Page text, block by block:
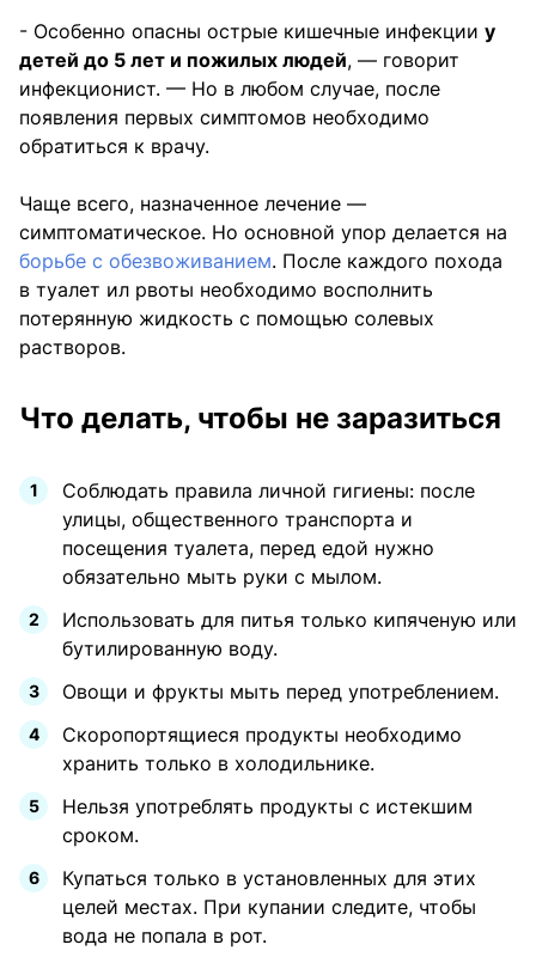
- Особенно опасны острые кишечные инфекции у
детей до 5 лет и пожилых людей, — говорит
инфекционист. — Но в любом случае, после
появления первых симптомов необходимо
обратиться к врачу.
Чаще всего, назначенное лечение —
симптоматическое. Но основной упор делается на
борьбе с обезвоживанием. После каждого похода
в туалет ил рвоты необходимо восполнить
потерянную жидкость с помощью солевых
растворов.
Что делать, чтобы не заразиться
Соблюдать правила личной гигиены: после
улицы, общественного транспорта и
посещения туалета, перед едой нужно
обязательно мыть руки с мылом.
Использовать для питья только кипяченую или
бутилированную воду.
Овощи и фрукты мыть перед употреблением.
Скоропортящиеся продукты необходимо
хранить только в холодильнике.
Нельзя употреблять продукты с истекшим
сроком.
Купаться только в установленных для этих
целей местах. При купании следите, чтобы
вода не попала в рот.